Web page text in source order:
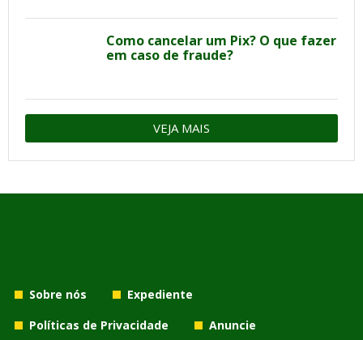
Como cancelar um Pix? O que fazer
em caso de fraude?
VEJA MAIS
Sobre nós
Expediente
Políticas de Privacidade
Anuncie